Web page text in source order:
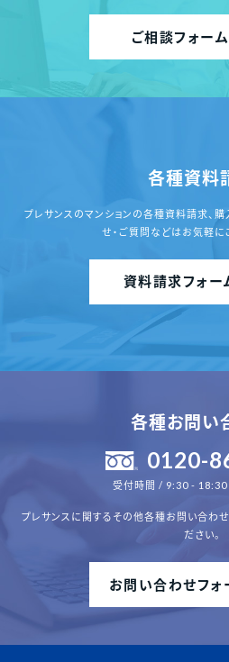
ご相談フォーム
各種資料
プレサンスのマンションの各種資料請求、 購
せ・ご質問などはお気軽に
資料請求フォー
各種お問い
0120-
受付時間 / 9:30 - 18:30
プレサンスに関するその他各種お問い合わ
ださい。
お問い合わせフォ